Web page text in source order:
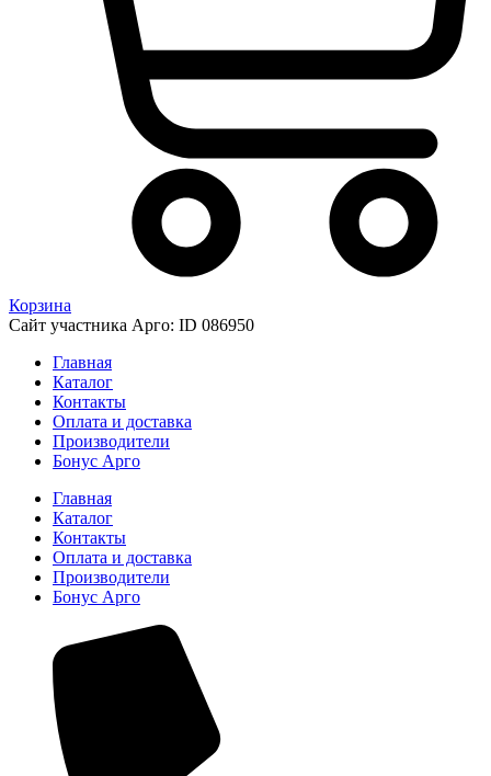
Корзина
Сайт участника Арго: ID 086950
Главная
Каталог
Контакты
Оплата и доставка
Производители
Бонус Арго
Главная
Каталог
Контакты
Оплата и доставка
Производители
Бонус Арго